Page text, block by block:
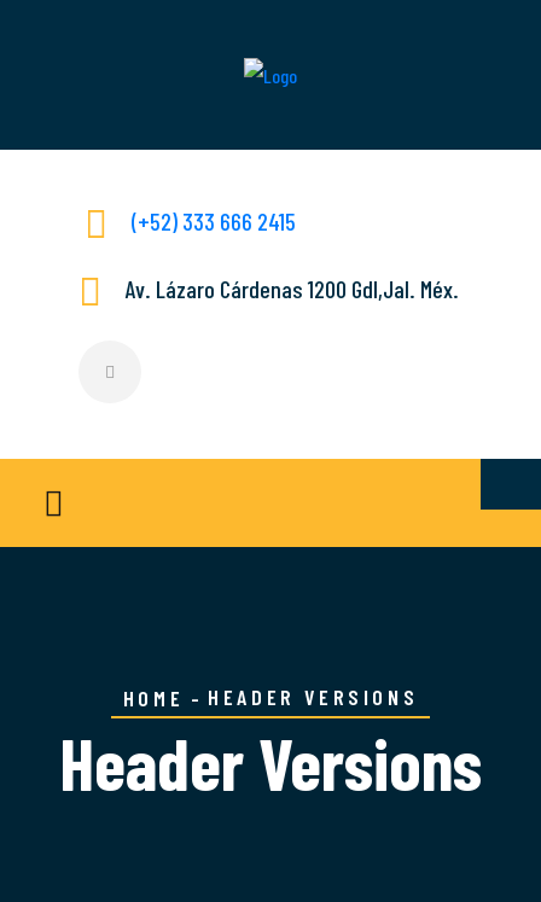
(+52) 333 666 2415
Av. Lázaro Cárdenas 1200 Gdl,Jal. Méx.
HOME HEADER VERSIONS
Header Versions